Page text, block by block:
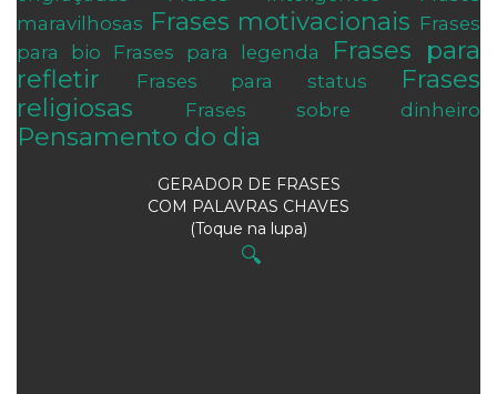
maravilhosas Frases motivacionais Frases
para bio
Frases para legenda
Frases para
refletir
Frases para status
Frases
religiosas
Frases sobre dinheiro
Pensamento do dia
GERADOR DE FRASES
COM PALAVRAS CHAVES
(Toque na lupa)
🔍